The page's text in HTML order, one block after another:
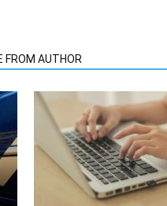
FROM AUTHOR